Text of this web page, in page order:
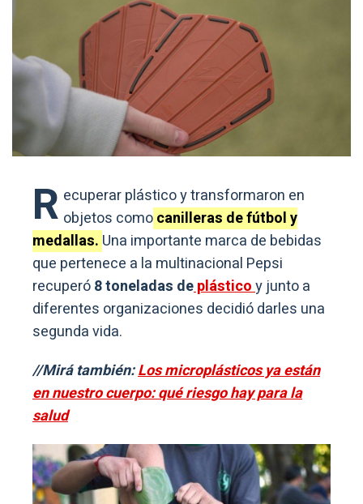
R ecuperar plástico y transformaron en
objetos comocanilleras de fútbol y
medallas. Una importante marca de bebidas
que pertenece a la multinacional Pepsi
recuperó8 toneladas deplásticoy junto a
diferentes organizaciones decidió darles una
segunda vida.
//Mirá también:Los microplásticos ya están
en nuestro cuerpo: qué riesgo hay para la
salud